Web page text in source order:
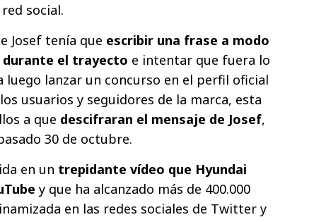
social.
Josef tenía que escribir una frase a modo
durante el trayecto e intentar que fuera lo
luego lanzar un concurso en el perfil oficial
usuarios y seguidores de la marca, esta
a que descifraran el mensaje de Josef,
30 de octubre.
en un trepidante vídeo que Hyundai
y que ha alcanzado más de 400.000
en las redes sociales de Twitter y